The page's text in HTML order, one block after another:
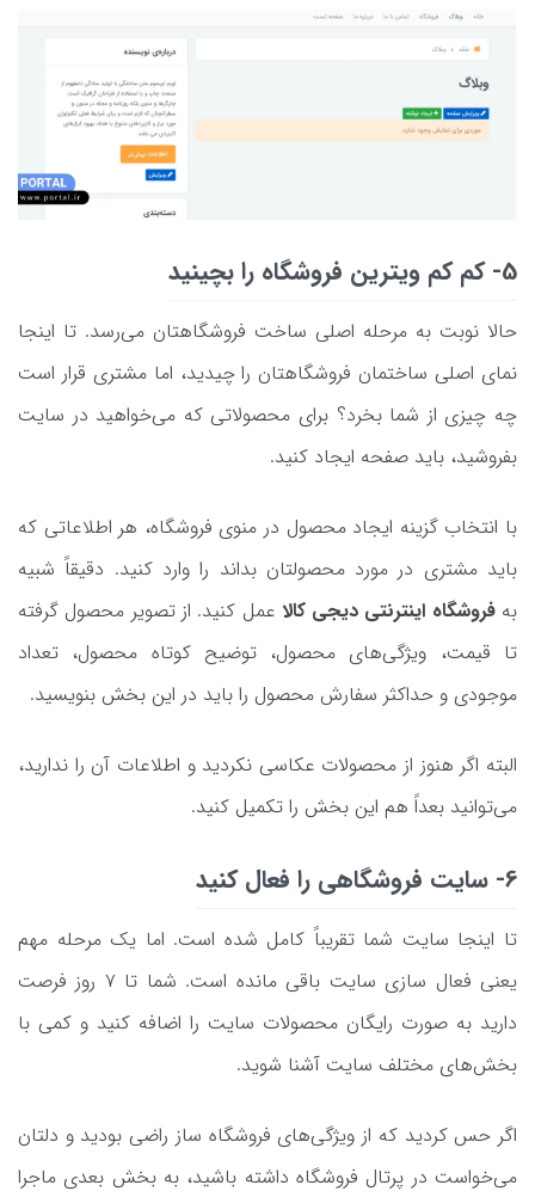
5- کم کم ویترین فروشگاه را بچینید
حالا نوبت به مرحله اصلی ساخت فروشگاهتان می‌رسد. تا اینجا
نمای اصلی ساختمان فروشگاهتان را چیدید، اما مشتری قرار است
چه چیزی از شما بخرد؟ برای محصولاتی که می‌خواهید در سایت
بفروشید، باید صفحه ایجاد کنید.
با انتخاب گزینه ایجاد محصول در منوی فروشگاه، هر اطلاعاتی که
باید مشتری در مورد محصولتان بداند را وارد کنید. دقیقاً شبیه
به فروشگاه اینترنتی دیجی کالا عمل کنید. از تصویر محصول گرفته
تا قیمت، ویژگی‌های محصول، توضیح کوتاه محصول، تعداد
موجودی و حداکثر سفارش محصول را باید در این بخش بنویسید.
البته اگر هنوز از محصولات عکاسی نکردید و اطلاعات آن را ندارید،
می‌توانید بعداً هم این بخش را تکمیل کنید.
6- سایت فروشگاهی را فعال کنید
تا اینجا سایت شما تقریباً کامل شده است. اما یک مرحله مهم
یعنی فعال سازی سایت باقی مانده است. شما تا ۷ روز فرصت
دارید به صورت رایگان محصولات سایت را اضافه کنید و کمی با
بخش‌های مختلف سایت آشنا شوید.
اگر حس کردید که از ویژگی‌های فروشگاه ساز راضی بودید و دلتان
می‌خواست در پرتال فروشگاه داشته باشید، به بخش بعدی ماجرا